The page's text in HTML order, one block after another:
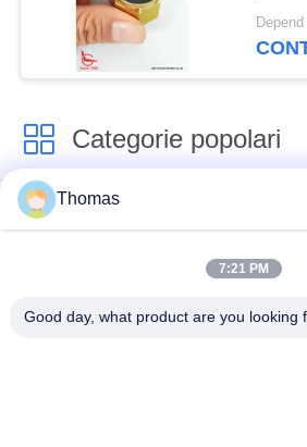
Categorie popolari
termostato ksd301
Termostato del
Thomas
7:21 PM
Good day, what product are you looking